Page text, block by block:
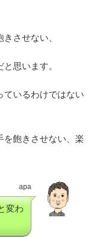
させない、
思います。
ているわけではない
を飽きさせない、楽
apa
変わ